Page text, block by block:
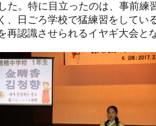
た。特に目立ったのは、事前練
、日ごろ学校で猛練習をしてい
再認識させられるイヤギ大会と